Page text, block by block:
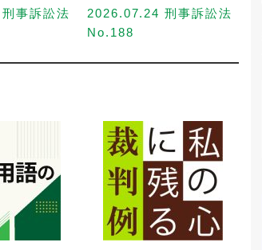
事訴訟法
2026.07.24 刑事訴訟法
No.188